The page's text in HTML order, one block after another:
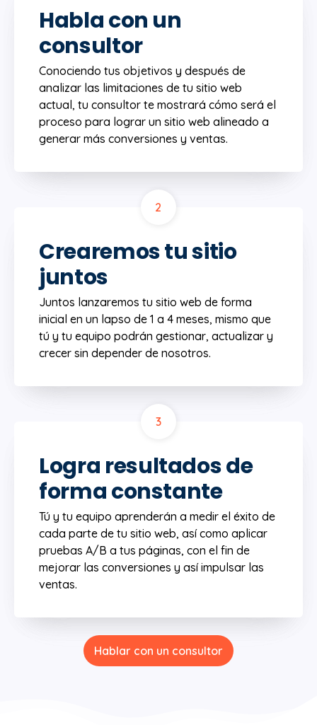
Habla con un
consultor
Conociendo tus objetivos y después de
analizar las limitaciones de tu sitio web
actual, tu consultor te mostrará cómo será el
proceso para lograr un sitio web alineado a
generar más conversiones y ventas.
Crearemos tu sitio
juntos
Juntos lanzaremos tu sitio web de forma
inicial en un lapso de 1 a 4 meses, mismo que
tú y tu equipo podrán gestionar, actualizar y
crecer sin depender de nosotros.
2
Logra resultados de
forma constante
Tú y tu equipo aprenderán a medir el éxito de
cada parte de tu sitio web, así como aplicar
pruebas A/B a tus páginas, con el fin de
mejorar las conversiones y así impulsar las
ventas.
3
Hablar con un consultor